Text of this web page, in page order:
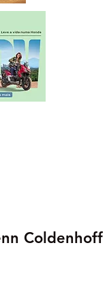
Coldenhoff